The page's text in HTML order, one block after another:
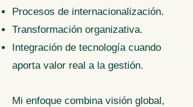
Procesos de internacionalización.
Transformación organizativa.
Integración de tecnología cuando
aporta valor real a la gestión.
Mi enfoque combina visión global,